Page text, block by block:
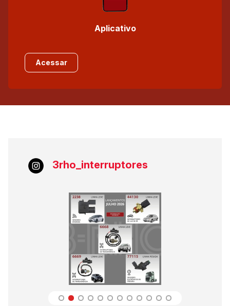
Aplicativo
Acessar
3rho_interruptores